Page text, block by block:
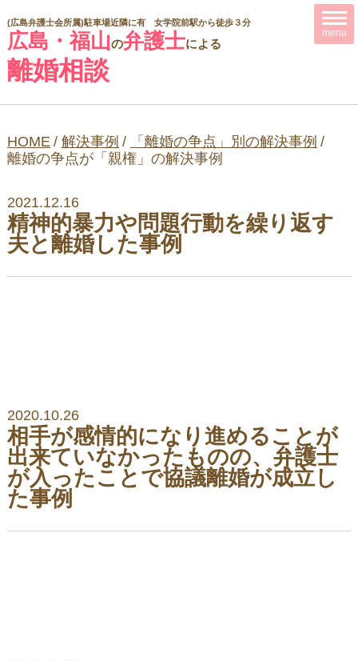
広島・福山の弁護士による
離婚相談
(広島弁護士会所属)駐車場近隣に有 女学院前駅から徒歩３分
menu
HOME / 解決事例 / 「離婚の争点」別の解決事例 /
離婚の争点が「親権」の解決事例
2021.12.16
精神的暴力や問題行動を繰り返す
夫と離婚した事例
2020.10.26
相手が感情的になり進めることが
出来ていなかったものの、弁護士
が入ったことで協議離婚が成立し
た事例